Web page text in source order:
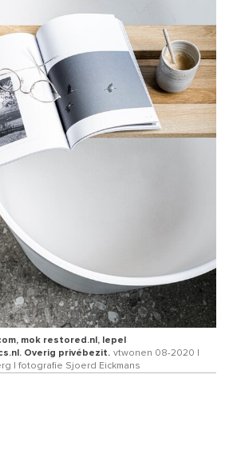
mok restored.nl, lepel
Overig privébezit. vtwonen 08-2020 |
| fotografie Sjoerd Eickmans